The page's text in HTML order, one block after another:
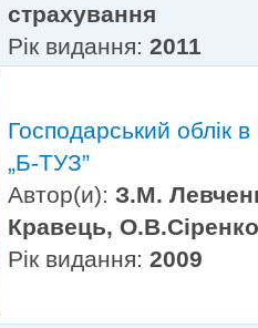
страхування
Рік видання:2011
Господарський облік
„Б-ТУЗ”
Автор(и):З.М.
Кравець,
Рік видання:2009